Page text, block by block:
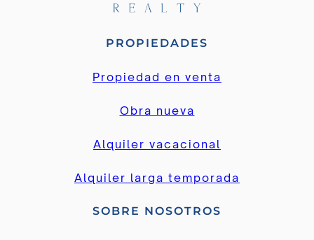
PROPIEDADES
Propiedad en venta
Obra nueva
Alquiler vacacional
Alquiler larga temporada
SOBRE NOSOTROS